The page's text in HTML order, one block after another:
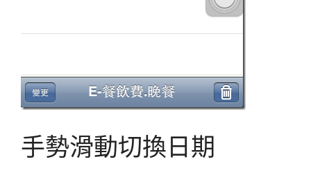
手勢滑動切換日期